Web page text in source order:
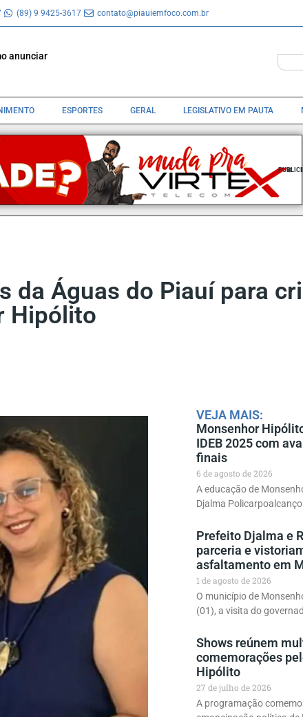
(89) 9 9425-3617 contato@piauiemfoco.com.br
anunciar
ESPORTES GERAL LEGISLATIVO EM PAUTA
da Águas do Piauí para
Hipólito
VEJA MAIS:
Monsenhor
IDEB 2025 com
finais
6 de agosto de 2026
A educação de
Djalma
Prefeito Djalma e
parceria e
asfaltamento em
1 de agosto de 2026
O município de
(01), a visita do
Shows reúnem
comemorações
Hipólito
27 de julho de 2026
A programação